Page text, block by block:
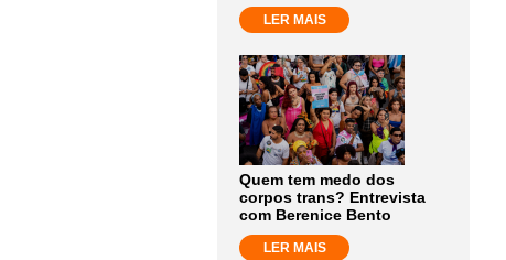
LER MAIS
Quem tem medo dos
corpos trans? Entrevista
com Berenice Bento
LER MAIS